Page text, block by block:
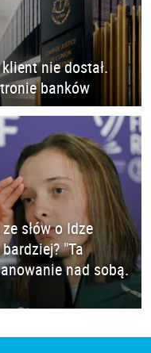
nie dostał.
banków
ze słów o Idze
"Ta
nad sobą.